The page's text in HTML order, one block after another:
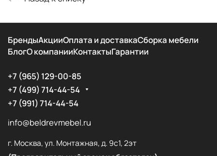
БрендыАкцииОплата и доставкаСборка мебели
БлогО компанииКонтактыГарантии
+7 (965) 129-00-85
+7 (499) 714-44-54
+7 (991) 714-44-54
info@beldrevmebel.ru
г. Москва, ул. Монтажная, д. 9с1, 2эт